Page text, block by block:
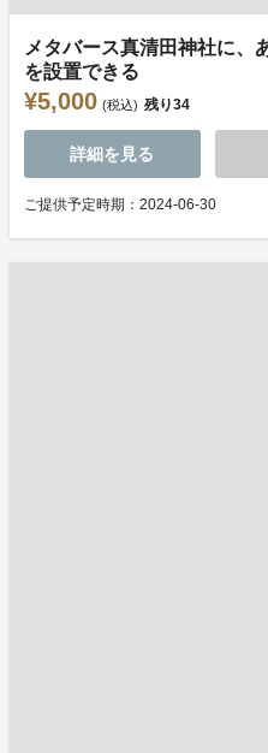
メタバース真清田神社に、
を設置できる
¥5,000 (税込) 残り34
詳細を見る
ご提供予定時期：2024-06-30